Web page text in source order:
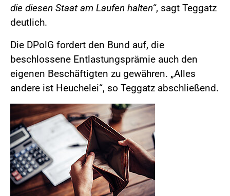
die diesen Staat am Laufen halten“, sagt Teggatz
deutlich.
Die DPolG fordert den Bund auf, die
beschlossene Entlastungsprämie auch den
eigenen Beschäftigten zu gewähren. „Alles
andere ist Heuchelei“, so Teggatz abschließend.